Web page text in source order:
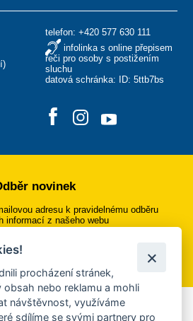
)
telefon: +420 577 630 111
infolinka s online přepisem
řeči pro osoby s postižením
sluchu
datová schránka: ID: 5ttb7bs
novinek
adresu k pravidelnému odběru
informací z našeho webu
se k odběru
Mobilní rozhlas
procházení stránek,
obsah nebo reklamu a mohli
návštěvnost, využíváme
sdílíme se svými partnery pro